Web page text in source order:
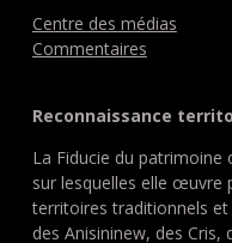
Centre des médias
Commentaires
Reconnaissance
La Fiducie du
sur lesquelles elle œuvre
territoires traditionnels et
des Anisininew, des